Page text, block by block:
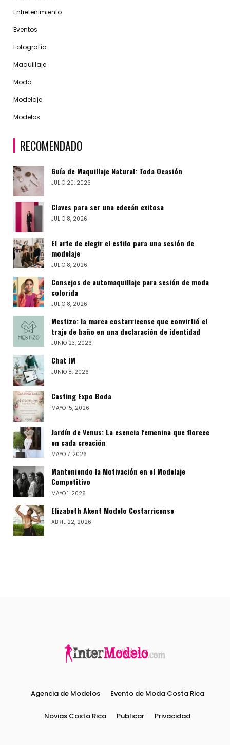
Entretenimiento
Eventos
Fotografía
Maquillaje
Moda
Modelaje
Modelos
RECOMENDADO
Guía de Maquillaje Natural: Toda Ocasión
JULIO 20, 2026
Claves para ser una edecán exitosa
JULIO 8, 2026
El arte de elegir el estilo para una sesión de
modelaje
JULIO 8, 2026
Consejos de automaquillaje para sesión de moda
colorida
JULIO 8, 2026
Mestizo: la marca costarricense que convirtió el
traje de baño en una declaración de identidad
JUNIO 23, 2026
Chat IM
JUNIO 8, 2026
Casting Expo Boda
MAYO 15, 2026
Jardín de Venus: La esencia femenina que florece
en cada creación
MAYO 7, 2026
Manteniendo la Motivación en el Modelaje
Competitivo
MAYO 1, 2026
Elizabeth Akent Modelo Costarricense
ABRIL 22, 2026
Agencia de Modelos Evento de Moda Costa Rica
Novias Costa Rica Publicar Privacidad